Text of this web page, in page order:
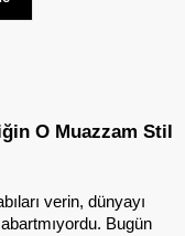
O Muazzam Stil
verin, dünyayı
Bugün